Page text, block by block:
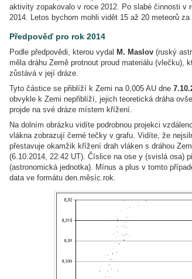
aktivity zopakovalo v roce 2012. Po slabé činnosti v
2014. Letos bychom mohli vidět 15 až 20 meteorů za
Předpověď pro rok 2014
Podle předpovědi, kterou vydal M. Maslov (ruský
měla dráhu Země protnout proud materiálu
zůstává v její dráze.
Tyto částice se přiblíží k Zemi na 0,005 AU dne
obvykle k Zemi nepřiblíží, jejich teoretická dráha
projde na své dráze místem křížení.
Na dolním obrázku vidíte podrobnou projekci
vlákna zobrazují černé tečky v grafu. Vidíte, že
přestavuje okamžik křížení drah vláken s dráhou
(6.10.2014, 22:42 UT). Číslice na ose y (svislá osa)
(astronomická jednotka). Mínus a plus v tomto
data ve formátu den.měsíc.rok.